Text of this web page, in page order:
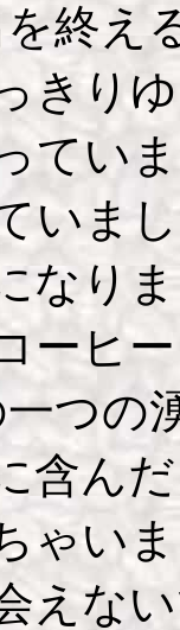
終え
きり
てい
いま
なり
ーヒ
つの
含ん
ゃい
えな